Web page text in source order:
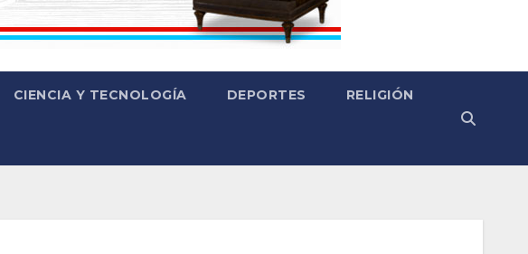
CIENCIA Y TECNOLOGÍA DEPORTES RELIGIÓN